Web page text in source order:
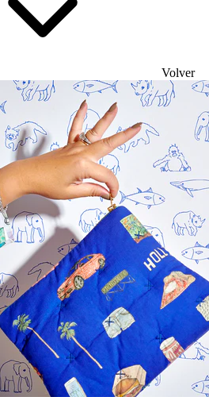
Volver